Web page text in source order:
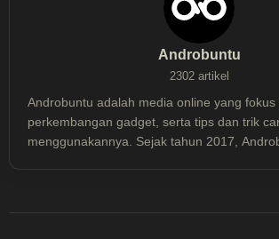
Androbuntu
2302 artikel
Androbuntu adalah media online yang
perkembangan gadget, serta tips dan trik
menggunakannya. Sejak tahun 2017,